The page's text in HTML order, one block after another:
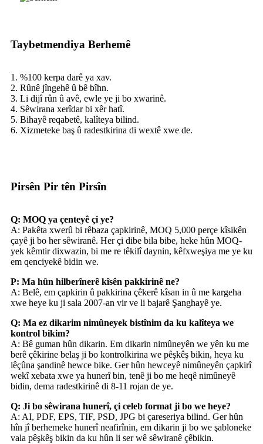
Taybetmendiya Berhemê
1. %100 kerpa darê ya xav.
2. Rûnê jîngehê û bê bîhn.
3. Li dijî rûn û avê, ewle ye ji bo xwarinê.
4. Sêwirana xerîdar bi xêr hatî.
5. Bihayê reqabetê, kalîteya bilind.
6. Xizmeteke baş û radestkirina di wextê xwe de.
Pirsên Pir tên Pirsîn
Q: MOQ ya çenteyê çi ye?
A: Pakêta xwerû bi rêbaza çapkirinê, MOQ 5,000 perçe kîsikên
çayê ji bo her sêwiranê. Her çi dibe bila bibe, heke hûn MOQ-
yek kêmtir dixwazin, bi me re têkilî daynin, kêfxweşiya me ye ku
em qenciyekê bidin we.
P: Ma hûn hilberînerê kîsên pakkirinê ne?
A: Belê, em çapkirin û pakkirina çêkerê kîsan in û me kargeha
xwe heye ku ji sala 2007-an vir ve li bajarê Şanghayê ye.
Q: Ma ez dikarim nimûneyek bistînim da ku kalîteya we
kontrol bikim?
A: Bê guman hûn dikarin. Em dikarin nimûneyên we yên ku me
berê çêkirine belaş ji bo kontrolkirina we pêşkêş bikin, heya ku
lêçûna şandinê hewce bike. Ger hûn hewceyê nimûneyên çapkirî
wekî xebata xwe ya hunerî bin, tenê ji bo me heqê nimûneyê
bidin, dema radestkirinê di 8-11 rojan de ye.
Q: Ji bo sêwirana hunerî, çi celeb format ji bo we heye?
A: AI, PDF, EPS, TIF, PSD, JPG bi çareseriya bilind. Ger hûn
hîn jî berhemeke hunerî neafirînin, em dikarin ji bo we şabloneke
vala pêşkêş bikin da ku hûn li ser wê sêwiranê çêbikin.